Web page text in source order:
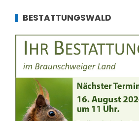
BESTATTUNGSWALD